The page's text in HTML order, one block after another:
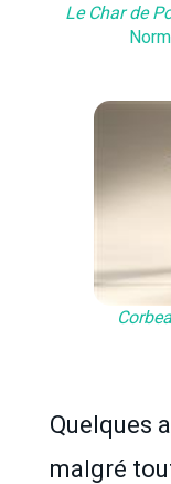
Le Char de
Quelques
malgré